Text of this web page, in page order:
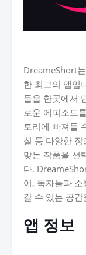
DreameShort
한 최고의 앱입
들을 한곳에서
로운 에피소드
토리에 빠져들
실 등 다양한
맞는 작품을 선
다.
어, 독자들과
갈 수 있는 공
앱 정보